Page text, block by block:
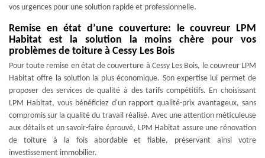
vos urgences pour une solution rapide et professionnelle.
Remise en état d’une couverture: le couvreur LPM
Habitat est la solution la moins chère pour vos
problèmes de toiture à Cessy Les Bois
Pour toute remise en état de couverture à Cessy Les Bois, le couvreur LPM
Habitat offre la solution la plus économique. Son expertise lui permet de
proposer des services de qualité à des tarifs compétitifs. En choisissant
LPM Habitat, vous bénéficiez d'un rapport qualité-prix avantageux, sans
compromis sur la qualité du travail réalisé. Avec une attention méticuleuse
aux détails et un savoir-faire éprouvé, LPM Habitat assure une rénovation
de toiture à la fois abordable et fiable, préservant ainsi votre
investissement immobilier.